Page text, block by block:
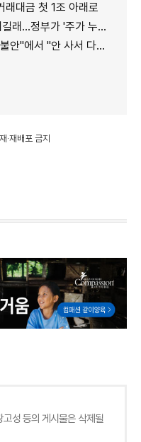
래대금 첫 1조 아래로
'주가 누르기'에 칼 빼든 이유
서 다행"으로…증시 덮친 '조모'
재배포 금지